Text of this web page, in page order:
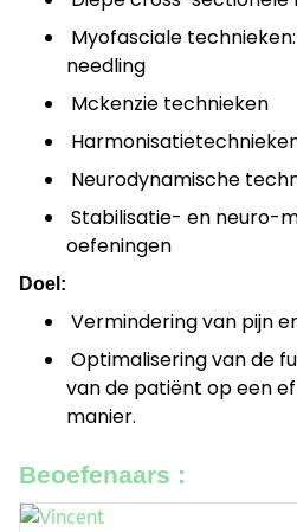
Myofasciale
needling
Mckenzie technieken
Neurodynamische
Stabilisatie- en neuro-
oefeningen
Doel:
Vermindering van pijn
Optimalisering van de
van de patiënt op een
manier.
Beoefenaars :